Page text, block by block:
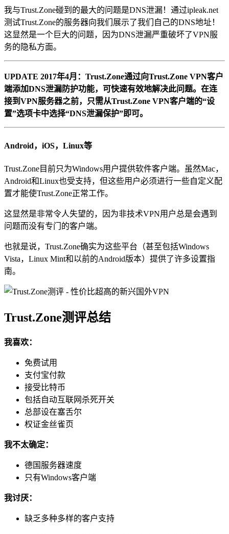
我与Trust.Zone碰到的最大的问题是DNS泄漏！通过ipleak.net
测试Trust.Zone的服务器向我们展示了我们自己的DNS地址！
这显然是一个巨大的问题，因为DNS泄漏严重破坏了VPN服
务的隐私方面。
UPDATE 2017年4月：Trust.Zone通过向Trust.Zone VPN客户
端添加DNS泄漏防护功能，可快速有效地解决此问题。在连
接到VPN服务器之前，只需从Trust.Zone VPN客户端的“设
置”选项卡中选择“DNS泄漏保护”即可。
Android，iOS，Linux等
Trust.Zone目前只为Windows用户提供软件客户端。虽然Mac，
Android和Linux也受支持，但这些用户必须进行一些自定义配
置才能使Trust.Zone正常工作。
这显然是非常令人失望的，因为非技术VPN用户总是会遇到
问题而没有专门的客户端。
也就是说，Trust.Zone确实为这些平台（甚至包括Windows
Vista，Linux Mint和以前的Android版本）提供了许多设置指
南。
Trust.Zone测评总结
我喜欢：
免费试用
支付宝付款
接受比特币
包括自动互联网杀死开关
总部设在塞舌尔
权证金丝雀页
我不太确定：
德国服务器速度
只有Windows客户端
我讨厌：
缺乏多种多样的客户支持